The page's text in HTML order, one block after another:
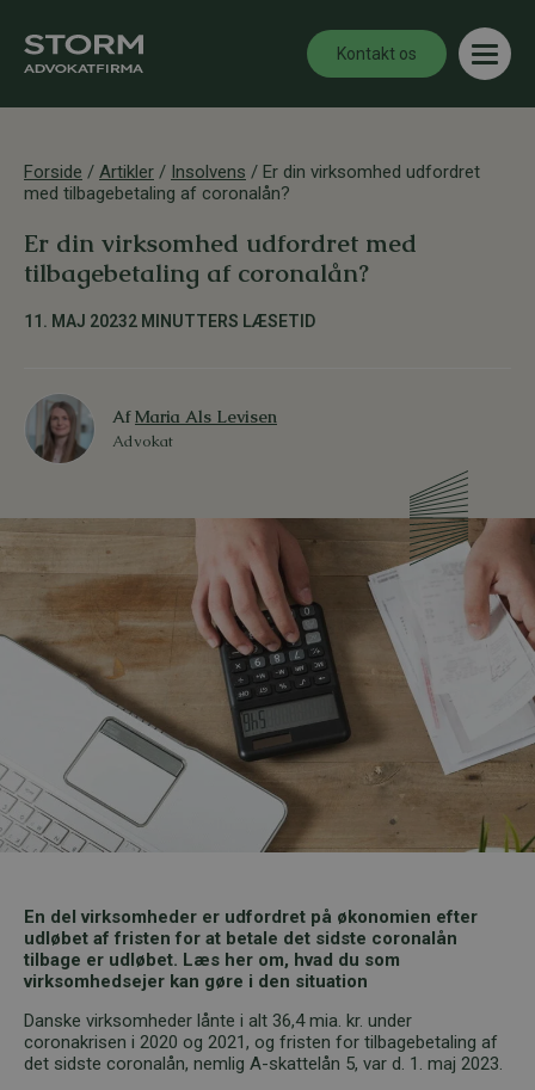
Kontakt os
Forside / Artikler / Insolvens / Er din virksomhed udfordret
med tilbagebetaling af coronalån?
Er din virksomhed udfordret med
tilbagebetaling af coronalån?
11. MAJ 20232 MINUTTERS LÆSETID
AfMaria Als Levisen
Advokat
En del virksomheder er udfordret på økonomien efter
udløbet af fristen for at betale det sidste coronalån
tilbage er udløbet. Læs her om, hvad du som
virksomhedsejer kan gøre i den situation
Danske virksomheder lånte i alt 36,4 mia. kr. under
coronakrisen i 2020 og 2021, og fristen for tilbagebetaling af
det sidste coronalån, nemlig A-skattelån 5, var d. 1. maj 2023.